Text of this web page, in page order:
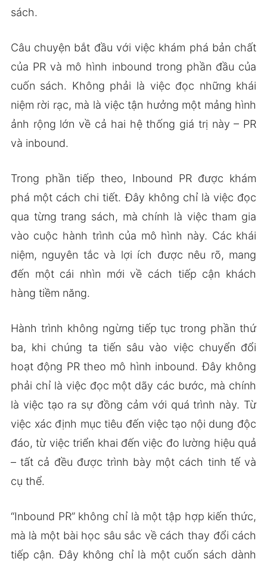
sách.
Câu chuyện bắt đầu với việc khám phá bản chất
của PR và mô hình inbound trong phần đầu của
cuốn sách. Không phải là việc đọc những khái
niệm rời rạc, mà là việc tận hưởng một mảng hình
ảnh rộng lớn về cả hai hệ thống giá trị này – PR
và inbound.
Trong phần tiếp theo, Inbound PR được khám
phá một cách chi tiết. Đây không chỉ là việc đọc
qua từng trang sách, mà chính là việc tham gia
vào cuộc hành trình của mô hình này. Các khái
niệm, nguyên tắc và lợi ích được nêu rõ, mang
đến một cái nhìn mới về cách tiếp cận khách
hàng tiềm năng.
Hành trình không ngừng tiếp tục trong phần thứ
ba, khi chúng ta tiến sâu vào việc chuyển đổi
hoạt động PR theo mô hình inbound. Đây không
phải chỉ là việc đọc một dãy các bước, mà chính
là việc tạo ra sự đồng cảm với quá trình này. Từ
việc xác định mục tiêu đến việc tạo nội dung độc
đáo, từ việc triển khai đến việc đo lường hiệu quả
– tất cả đều được trình bày một cách tinh tế và
cụ thể.
“Inbound PR” không chỉ là một tập hợp kiến thức,
mà là một bài học sâu sắc về cách thay đổi cách
tiếp cận. Đây không chỉ là một cuốn sách dành